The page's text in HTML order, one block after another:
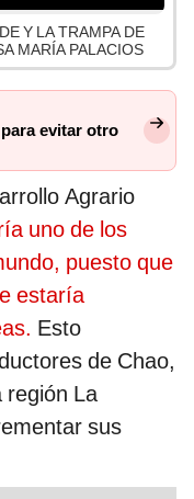
Y LA TRAMPA DE
MARÍA PALACIOS
evitar otro
Agrario
uno de los
puesto que
estaría
Esto
de Chao,
región La
sus